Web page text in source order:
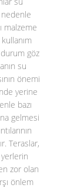
nedenle
malzeme
göz
su
önemi
yerine
bazı
gelmesi
Teraslar,
yerlerin
zor olan
önlem